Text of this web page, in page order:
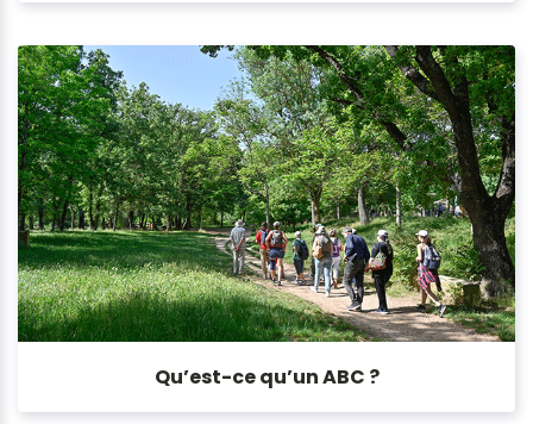
Qu’est-ce qu’un ABC ?